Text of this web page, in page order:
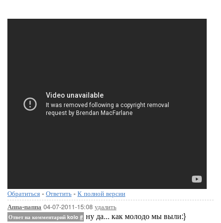
Обратиться - Ответить - К полной версии
Аппа-паппа 04-07-2011-15:08 удалить
Ответ на комментарий kolo # ну да... как молодо мы выли:}